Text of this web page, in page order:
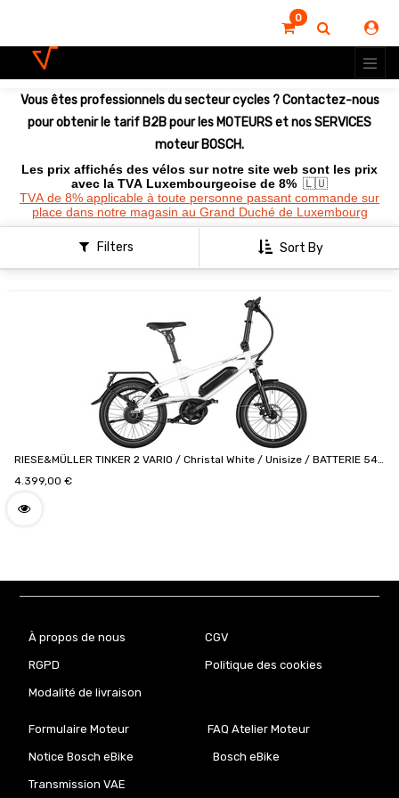
0
Vous êtes professionnels du secteur cycles ? Contactez-nous
pour obtenir le tarif B2B pour les MOTEURS et nos SERVICES
moteur BOSCH.
Les prix affichés des vélos sur notre site web sont les prix
avec la TVA Luxembourgeoise de 8% 🇱🇺
TVA de 8% applicable à toute personne passant commande sur
place dans notre magasin au Grand Duché de Luxembourg
Filters Sort By
options
RIESE&MÜLLER TINKER 2 VARIO / Christal White / Unisize / BATTERIE 545
Wh / COCKPIT KIOX 300 / TIGE DE SELLE SUSPENSSION
4.399,00 €
À propos de nous CGV
RGPD Politique des cookies
Modalité de livraison
Formulaire Moteur FAQ Atelier Moteur
Notice Bosch eBike Bosch eBike
Transmission VAE